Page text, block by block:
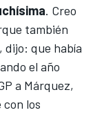
. Creo
también
dijo: que había
el año
a Márquez,
los